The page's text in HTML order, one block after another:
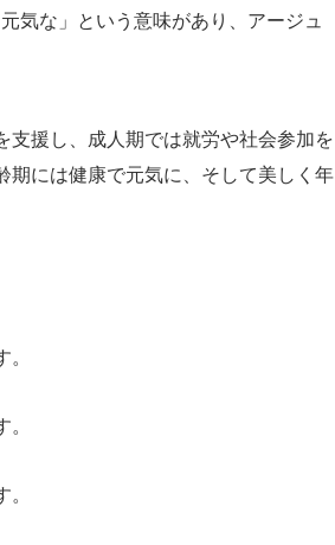
気な」という意味があり、アージュ
援し、成人期では就労や社会参加を
期には健康で元気に、そして美しく年